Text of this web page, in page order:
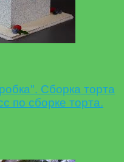
Сборка торта
по сборке торта.